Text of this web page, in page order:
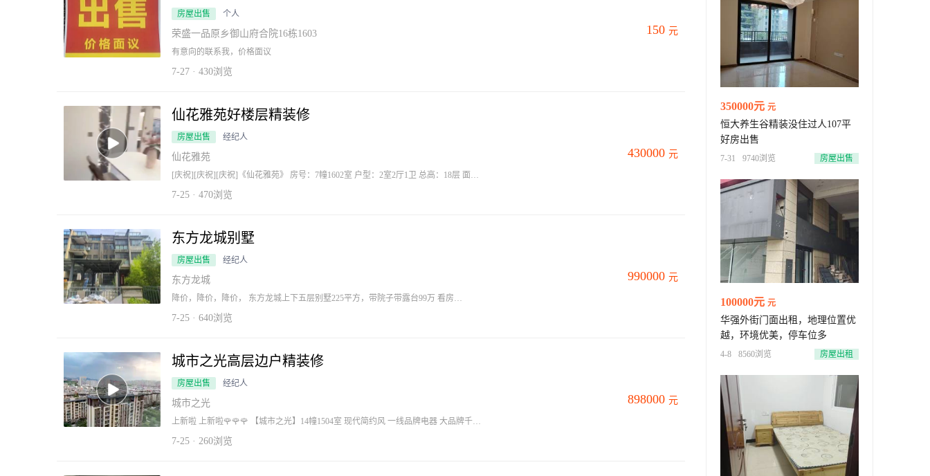
房屋出售 个人
荣盛一品原乡御山府合院16栋1603
有意向的联系我，价格面议
7-27 · 430浏览
150 元
仙花雅苑好楼层精装修
房屋出售 经纪人
仙花雅苑
[庆祝][庆祝][庆祝]《仙花雅苑》 房号：7幢1602室 户型：2室2厅1卫 总高：18层 面
☎️15156963565
7-25 · 470浏览
430000 元
东方龙城别墅
房屋出售 经纪人
东方龙城
降价，降价，降价， 东方龙城上下五层别墅225平方，带院子带露台99万 看房
7-25 · 640浏览
990000 元
城市之光高层边户精装修
房屋出售 经纪人
城市之光
上新啦 上新啦🌹🌹🌹 【城市之光】14幢1504室 现代简约风 一线品牌电器 大品牌千山
89.8万可谈 看房: 15156963565
7-25 · 260浏览
898000 元
350000元 元
恒大养生谷精装没住过人107平
好房出售
7-31 9740浏览 房屋出售
100000元 元
华强外街门面出租，地理位置优
越，环境优美，停车位多
4-8 8560浏览 房屋出租